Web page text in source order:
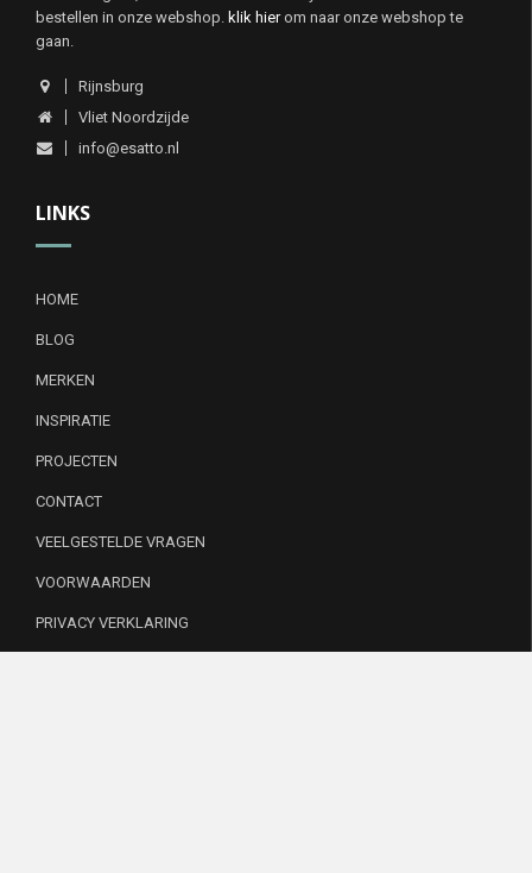
bestellen in onze webshop. klik hierom naar onze webshop te
gaan.
Rijnsburg
Vliet Noordzijde
info@esatto.nl
LINKS
HOME
BLOG
MERKEN
INSPIRATIE
PROJECTEN
CONTACT
VEELGESTELDE VRAGEN
VOORWAARDEN
PRIVACY VERKLARING